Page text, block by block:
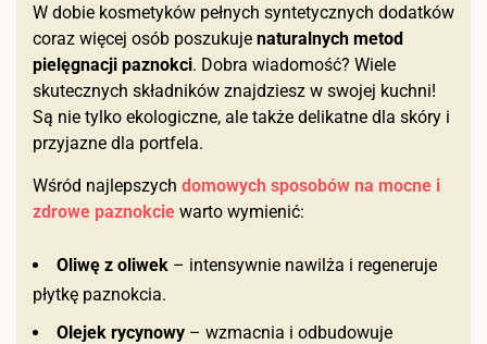
W dobie kosmetyków pełnych syntetycznych dodatków
coraz więcej osób poszukuje naturalnych metod
pielęgnacji paznokci. Dobra wiadomość? Wiele
skutecznych składników znajdziesz w swojej kuchni!
Są nie tylko ekologiczne, ale także delikatne dla skóry i
przyjazne dla portfela.
Wśród najlepszych domowych sposobów na mocne i
zdrowe paznokcie warto wymienić:
Oliwę z oliwek – intensywnie nawilża i regeneruje
płytkę paznokcia.
Olejek rycynowy – wzmacnia i odbudowuje